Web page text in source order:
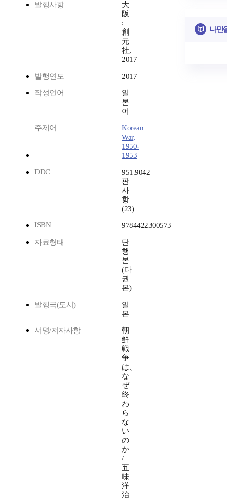
발행사항
大
阪
:
創
元
社,
2017
발행연도 2017
작성언어
일
본
어
주제어
Korean
War,
1950-
1953
DDC
951.9042
판
사
항
(23)
ISBN
9784422300573
자료형태
단
행
본
(다
권
본)
발행국(도시)
일
본
서명/저자사항
朝
鮮
戦
争
は、
な
ぜ
終
わ
ら
な
い
の
か
/
五
味
洋
治
나만